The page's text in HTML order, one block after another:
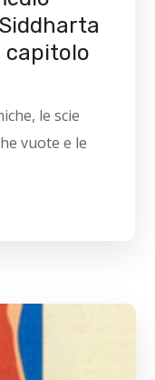
capitolo
le scie
vuote e le